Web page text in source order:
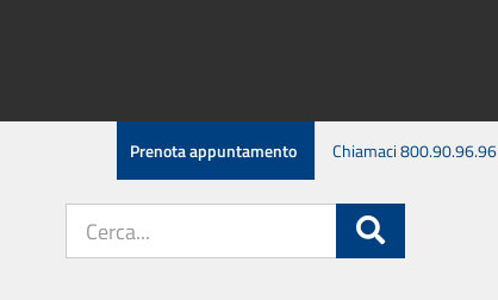
Prenota appuntamento Chiamaci 800.90.96.96
sito: